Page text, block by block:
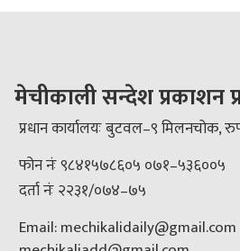
मेचीकाली सन्देश प्रकाशन
प्रधान कार्यालयः बुटवल–९ मिलनचोक,
फोन नंः ९८४१५७८६०५ ०७१–५३६००५
दर्ता नंः २२३१/०७४–७५
Email: mechikalidaily@gmail.com